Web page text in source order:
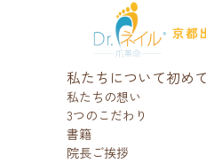
私たちについて
私たちの想い
3つのこだわり
書籍
院長ご挨拶
初め